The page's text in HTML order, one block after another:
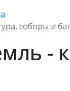
соборы и
-